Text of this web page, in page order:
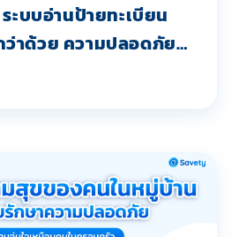
ว่าด้วย ความปลอดภัย
บาย